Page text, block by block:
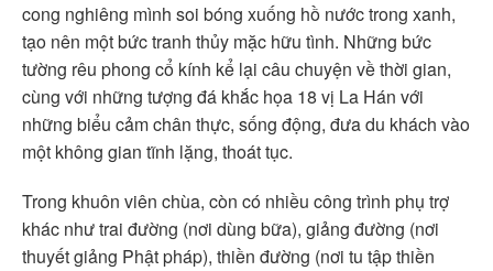
cong nghiêng mình soi bóng xuống hồ nước trong xanh,
tạo nên một bức tranh thủy mặc hữu tình. Những bức
tường rêu phong cổ kính kể lại câu chuyện về thời gian,
cùng với những tượng đá khắc họa 18 vị La Hán với
những biểu cảm chân thực, sống động, đưa du khách vào
một không gian tĩnh lặng, thoát tục.
Trong khuôn viên chùa, còn có nhiều công trình phụ trợ
khác như trai đường (nơi dùng bữa), giảng đường (nơi
thuyết giảng Phật pháp), thiền đường (nơi tu tập thiền